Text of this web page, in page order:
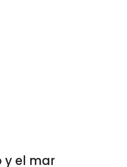
y el mar